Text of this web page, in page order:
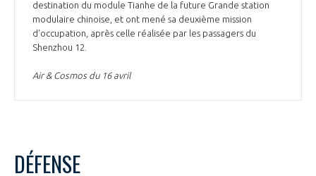
destination du module Tianhe de la future Grande station
modulaire chinoise, et ont mené sa deuxième mission
d’occupation, après celle réalisée par les passagers du
Shenzhou 12.
Air & Cosmos du 16 avril
DÉFENSE